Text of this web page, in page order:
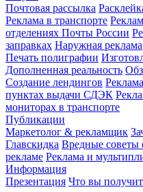
Почтовая рассылка
Реклама в транспорте
отделениях Почты России
заправках Наружная реклама
Печать полиграфии
Дополненная реальность
Создание лендингов
пунктах выдачи СДЭК
мониторах в транспорте
Публикации
Маркетолог & рекламщик
Главскидка Вредные советы
рекламе Реклама и
Информация
Презентация Что вы